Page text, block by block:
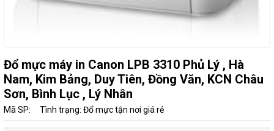
Đổ mực máy in Canon LPB 3310 Phủ Lý , Hà
Nam, Kim Bảng, Duy Tiên, Đồng Văn, KCN Châu
Sơn, Bình Lục , Lý Nhân
Mã SP: Tình trạng: Đổ mực tận nơi giá rẻ